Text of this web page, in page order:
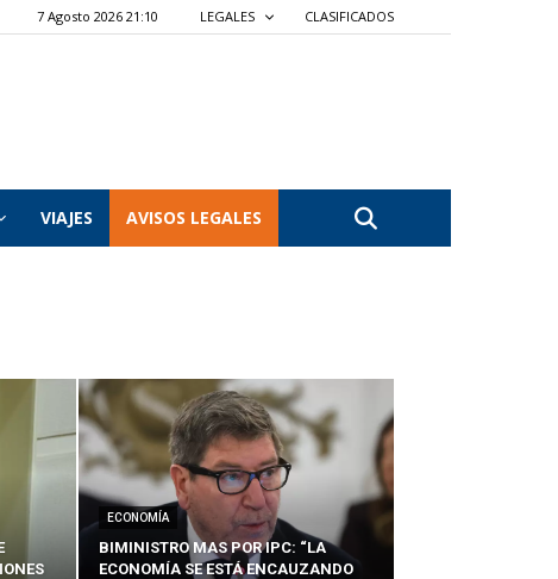
7 Agosto 2026 21:10 LEGALES CLASIFICADOS
VIAJES AVISOS LEGALES
ECONOMÍA
BIMINISTRO MAS POR IPC: “LA
ECONOMÍA SE ESTÁ ENCAUZANDO